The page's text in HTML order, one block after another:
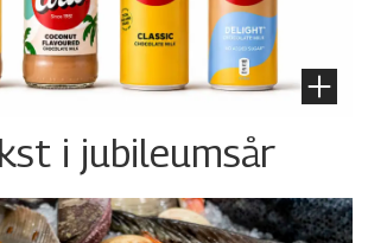
i jubileumsår